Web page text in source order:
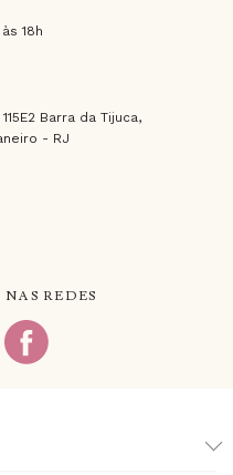
18h
Barra da Tijuca,
- RJ
REDES